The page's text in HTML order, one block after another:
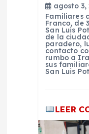
agosto 3,
Familiares
Franco, de
San Luis
de la
paradero,
contacto
rumbo a
sus
San Luis
LEER